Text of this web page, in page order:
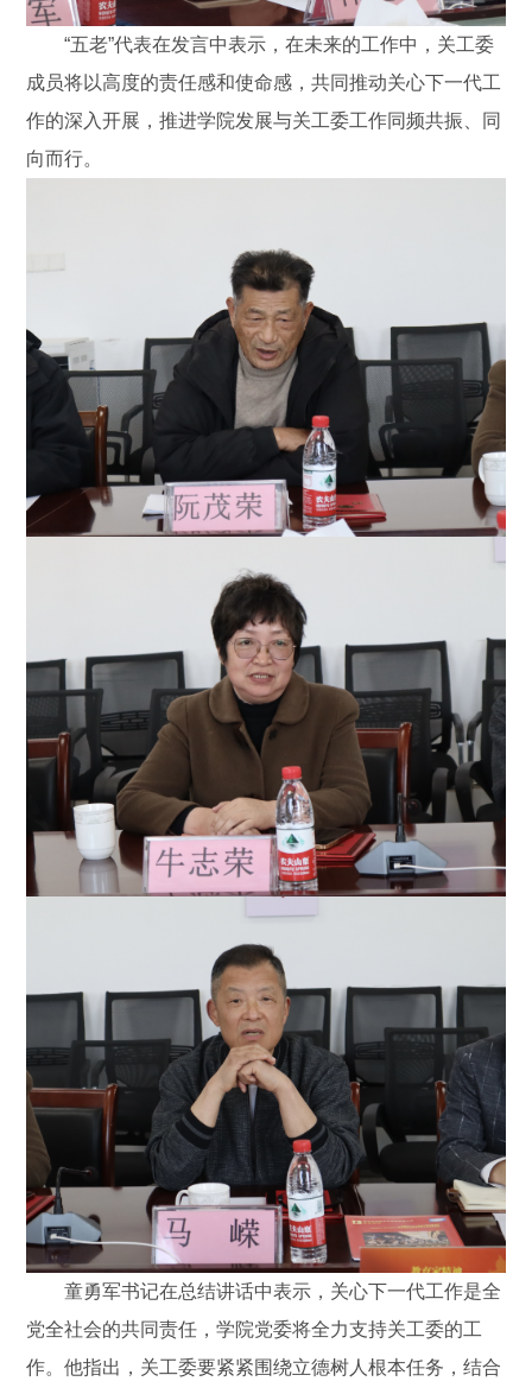
“五老”代表在发言中表示，在未来的工作中，关工委
成员将以高度的责任感和使命感，共同推动关心下一代工
作的深入开展，推进学院发展与关工委工作同频共振、同
向而行。
童勇军书记在总结讲话中表示，关心下一代工作是全
党全社会的共同责任，学院党委将全力支持关工委的工
作。他指出，关工委要紧紧围绕立德树人根本任务，结合